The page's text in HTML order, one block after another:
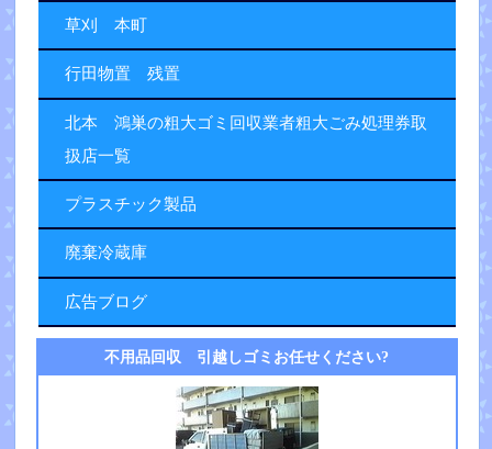
草刈 本町
行田物置 残置
北本 鴻巣の粗大ゴミ回収業者粗大ごみ処理券取
扱店一覧
プラスチック製品
廃棄冷蔵庫
広告ブログ
不用品回収 引越しゴミお任せください?